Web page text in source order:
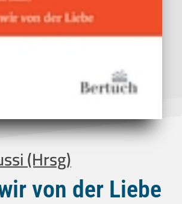
(Hrsg)
von der Liebe